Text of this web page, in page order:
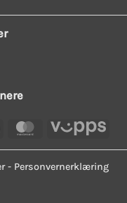
Visa MasterCard Vipps
- Personvernerklæring